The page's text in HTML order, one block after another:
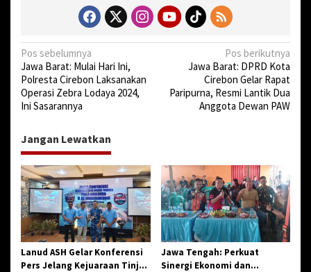
N
a
v
i
g
a
s
i
p
o
s
Pos sebelumnya
Jawa Barat: Mulai Hari Ini,
Polresta Cirebon Laksanakan
Operasi Zebra Lodaya 2024,
Ini Sasarannya
Pos berikutnya
Jawa Barat: DPRD Kota
Cirebon Gelar Rapat
Paripurna, Resmi Lantik Dua
Anggota Dewan PAW
Jangan Lewatkan
Lanud ASH Gelar Konferensi
Pers Jelang Kejuaraan Tinju
Jawa Tengah: Perkuat
Sinergi Ekonomi dan